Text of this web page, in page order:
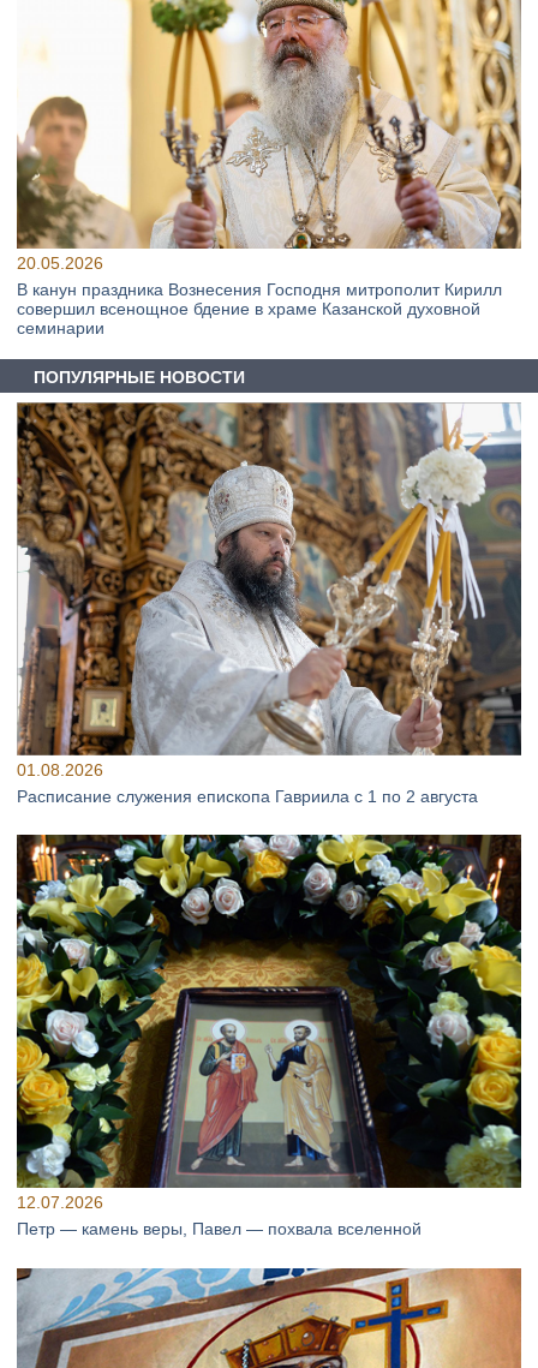
20.05.2026
В канун праздника Вознесения Господня митрополит Кирилл
совершил всенощное бдение в храме Казанской духовной
семинарии
ПОПУЛЯРНЫЕ НОВОСТИ
01.08.2026
Расписание служения епископа Гавриила с 1 по 2 августа
12.07.2026
Петр — камень веры, Павел — похвала вселенной